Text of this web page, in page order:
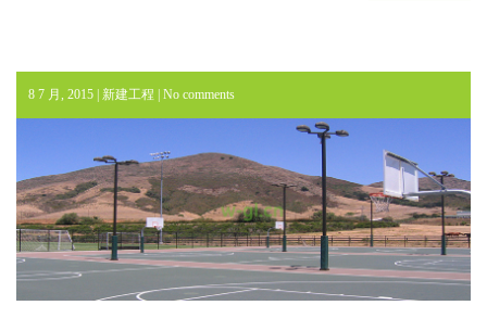
8 7 月, 2015 | 新建工程 No comments